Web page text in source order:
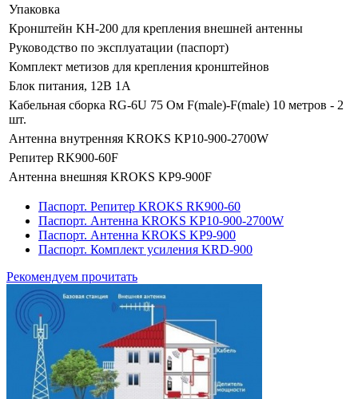
Упаковка
Кронштейн KH-200 для крепления внешней антенны
Руководство по эксплуатации (паспорт)
Комплект метизов для крепления кронштейнов
Блок питания, 12В 1А
Кабельная сборка RG-6U 75 Ом F(male)-F(male) 10 метров - 2
шт.
Антенна внутренняя KROKS KP10-900-2700W
Репитер RK900-60F
Антенна внешняя KROKS KP9-900F
Паспорт. Репитер KROKS RK900-60
Паспорт. Антенна KROKS KP10-900-2700W
Паспорт. Антенна KROKS KP9-900
Паспорт. Комплект усиления KRD-900
Рекомендуем прочитать